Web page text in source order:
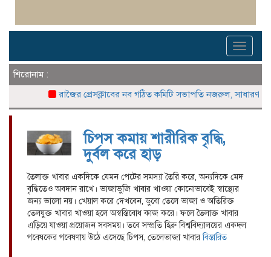
Toggle
শিরোনাম :
রাজৈর প্রেসক্লাবের নব গঠিত কমিটি সভাপতি নজরুল, সাধারণ
চিপস কমায় শারীরিক বৃদ্ধি,
দুর্বল করে হাড়
তৈলাক্ত খাবার একদিকে যেমন পেটের সমস্যা তৈরি করে, অন্যদিকে মেদ
বৃদ্ধিতেও অবদান রাখে। ভাজাভুজি খাবার খাওয়া কোনোভাবেই স্বাস্থ্যের
জন্য ভালো নয়। খেয়াল করে দেখবেন, ডুবো তেলে ভাজা ও অতিরিক্ত
তেলযুক্ত খাবার খাওয়া হলে অস্বস্তিবোধ কাজ করে। ফলে তৈলাক্ত খাবার
এড়িয়ে যাওয়া প্রয়োজন সবসময়। তবে সম্প্রতি হিব্রু বিশ্ববিদ্যালয়ের একদল
গবেষকের গবেষণায় উঠে এসেছে চিপস, তেলেভাজা খাবারবিস্তারিত